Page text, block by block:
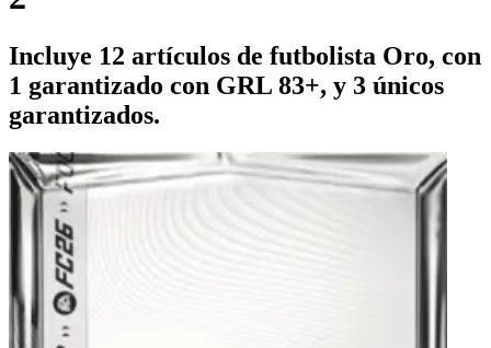
Incluye 12 artículos de futbolista Oro, con
1 garantizado con GRL 83+, y 3 únicos
garantizados.